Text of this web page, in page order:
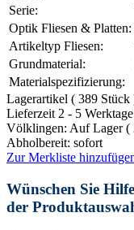
Serie:
Optik Fliesen & Platten:
Artikeltyp Fliesen:
Grundmaterial:
Materialspezifizierung:
Lagerartikel ( 389 Stück
Lieferzeit 2 - 5 Werktage
Völklingen: Auf Lager (
Abholbereit: sofort
Zur Merkliste
Wünschen Sie
der